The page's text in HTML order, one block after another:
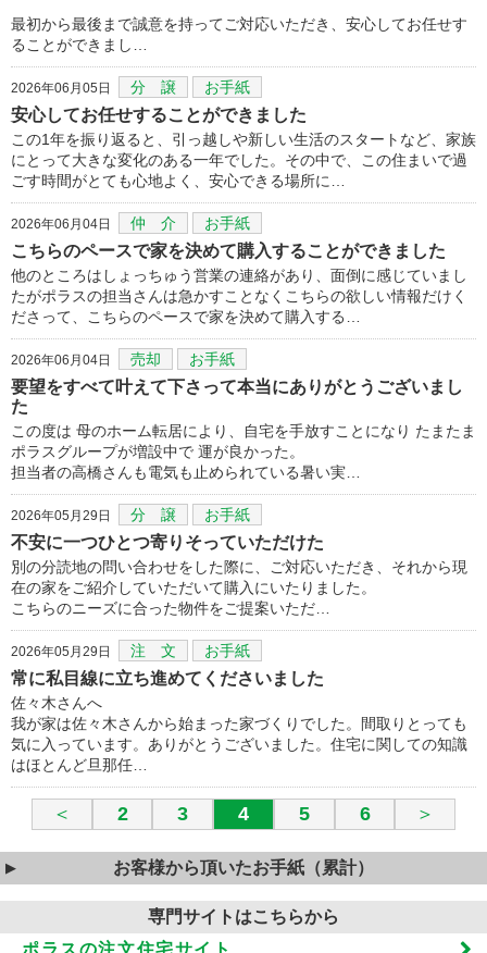
最初から最後まで誠意を持ってご対応いただき、安心してお任せす
ることができまし…
2026年06月05日 分 譲 お手紙
安心してお任せすることができました
この1年を振り返ると、引っ越しや新しい生活のスタートなど、家族
にとって大きな変化のある一年でした。その中で、この住まいで過
ごす時間がとても心地よく、安心できる場所に…
2026年06月04日 仲 介 お手紙
こちらのペースで家を決めて購入することができました
他のところはしょっちゅう営業の連絡があり、面倒に感じていまし
たがポラスの担当さんは急かすことなくこちらの欲しい情報だけく
ださって、こちらのペースで家を決めて購入する…
2026年06月04日 売却 お手紙
要望をすべて叶えて下さって本当にありがとうございまし
た
この度は 母のホーム転居により、自宅を手放すことになり たまたま
ポラスグループが増設中で 運が良かった。
担当者の高橋さんも電気も止められている暑い実…
2026年05月29日 分 譲 お手紙
不安に一つひとつ寄りそっていただけた
別の分読地の問い合わせをした際に、ご対応いただき、それから現
在の家をご紹介していただいて購入にいたりました。
こちらのニーズに合った物件をご提案いただ…
2026年05月29日 注 文 お手紙
常に私目線に立ち進めてくださいました
佐々木さんへ
我が家は佐々木さんから始まった家づくりでした。間取りとっても
気に入っています。ありがとうございました。住宅に関しての知識
はほとんど旦那任…
＜ 2 3 4 5 6 ＞
お客様から頂いたお手紙（累計）
専門サイトはこちらから
ポラスの注文住宅サイト